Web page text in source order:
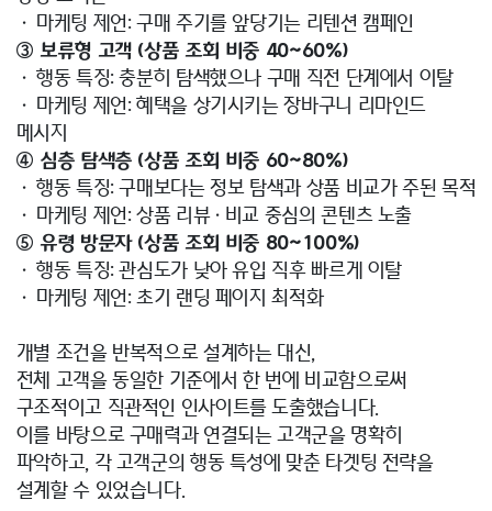
• 마케팅 제언: 구매 주기를 앞당기는 리텐션 캠페인
③ 보류형 고객 (상품 조회 비중 40~60%)
• 행동 특징: 충분히 탐색했으나 구매 직전 단계에서 이탈
• 마케팅 제언: 혜택을 상기시키는 장바구니 리마인드
메시지
④ 심층 탐색층 (상품 조회 비중 60~80%)
• 행동 특징: 구매보다는 정보 탐색과 상품 비교가 주된 목적
• 마케팅 제언: 상품 리뷰·비교 중심의 콘텐츠 노출
⑤ 유령 방문자 (상품 조회 비중 80~100%)
• 행동 특징: 관심도가 낮아 유입 직후 빠르게 이탈
• 마케팅 제언: 초기 랜딩 페이지 최적화
개별 조건을 반복적으로 설계하는 대신,
전체 고객을 동일한 기준에서 한 번에 비교함으로써
구조적이고 직관적인 인사이트를 도출했습니다.
이를 바탕으로 구매력과 연결되는 고객군을 명확히
파악하고, 각 고객군의 행동 특성에 맞춘 타겟팅 전략을
설계할 수 있었습니다.